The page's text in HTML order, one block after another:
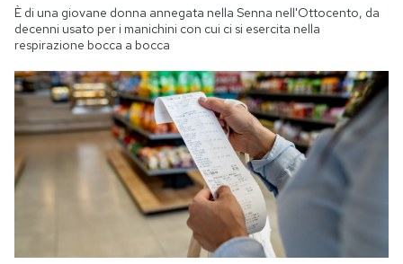
È di una giovane donna annegata nella Senna nell'Ottocento, da
decenni usato per i manichini con cui ci si esercita nella
respirazione bocca a bocca